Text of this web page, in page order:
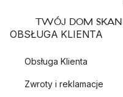
TWÓJ DOM
OBSŁUGA KLIENTA
Obsługa Klienta
Zwroty i reklamacje